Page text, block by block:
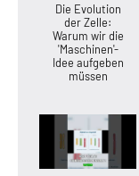
Die Evolution
der Zelle:
Warum wir die
'Maschinen'-
Idee aufgeben
müssen